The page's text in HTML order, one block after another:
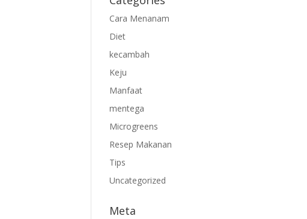
Cara Menanam
Diet
kecambah
Keju
Manfaat
mentega
Microgreens
Resep Makanan
Tips
Uncategorized
Meta